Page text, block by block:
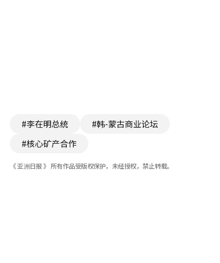
#李在明总统
#韩-蒙古商业论坛
#核心矿产合作
《 亚洲日报 》 所有作品受版权保护，未经授权，禁止转载。